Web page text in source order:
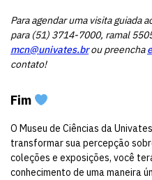
Para agendar uma visita guiada
para (51) 3714-7000, ramal
mcn@univates.brou preencha
contato!
Fim
O Museu de Ciências da
transformar sua percepção
coleções e exposições, você
conhecimento de uma maneira